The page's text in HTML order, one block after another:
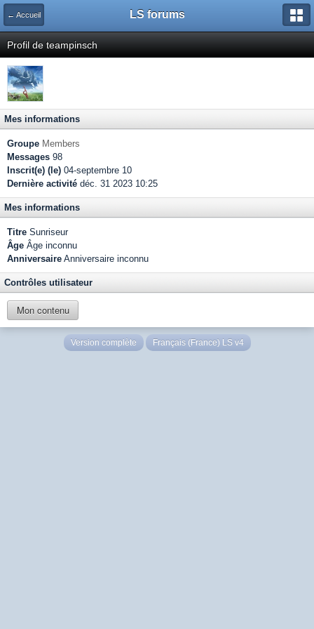
← Accueil LS forums
Profil de teampinsch
Mes informations
Groupe Members
Messages 98
Inscrit(e) (le) 04-septembre 10
Dernière activité déc. 31 2023 10:25
Mes informations
Titre Sunriseur
Âge Âge inconnu
Anniversaire Anniversaire inconnu
Contrôles utilisateur
Mon contenu
Version complète Français (France) LS v4